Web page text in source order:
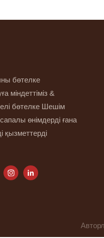
бөтелке
міндеттіміз &
бөтелке Шешім
өнімдерді ғана
қызметтерді